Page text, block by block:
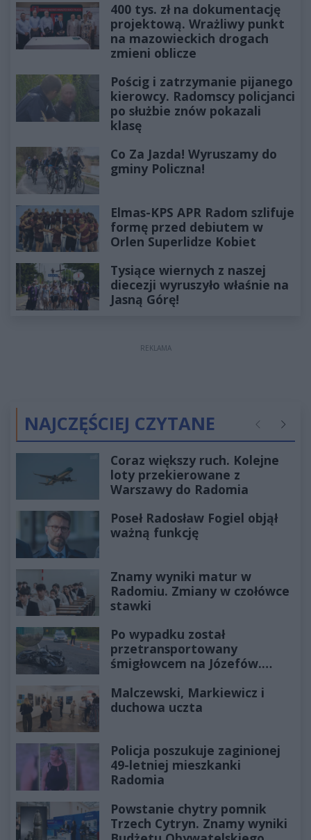
400 tys. zł na dokumentację
projektową. Wrażliwy punkt
na mazowieckich drogach
zmieni oblicze
Pościg i zatrzymanie pijanego
kierowcy. Radomscy policjanci
po służbie znów pokazali
klasę
Co Za Jazda! Wyruszamy do
gminy Policzna!
Elmas-KPS APR Radom szlifuje
formę przed debiutem w
Orlen Superlidze Kobiet
Tysiące wiernych z naszej
diecezji wyruszyło właśnie na
Jasną Górę!
REKLAMA
NAJCZĘŚCIEJ CZYTANE Poprzednie
Coraz większy ruch. Kolejne
loty przekierowane z
Warszawy do Radomia
Poseł Radosław Fogiel objął
ważną funkcję
Znamy wyniki matur w
Radomiu. Zmiany w czołówce
stawki
Po wypadku został
przetransportowany
śmigłowcem na Józefów.
Malczewski, Markiewicz i
duchowa uczta
Policja poszukuje zaginionej
49-letniej mieszkanki
Radomia
Powstanie chytry pomnik
Trzech Cytryn. Znamy wyniki